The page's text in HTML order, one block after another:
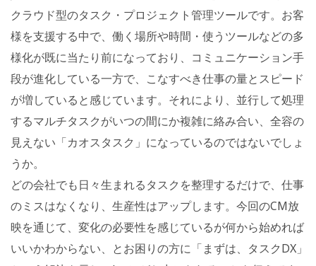
クラウド型のタスク・プロジェクト管理ツールです。お客
様を支援する中で、働く場所や時間・使うツールなどの多
様化が既に当たり前になっており、コミュニケーション手
段が進化している一方で、こなすべき仕事の量とスピード
が増していると感じています。それにより、並行して処理
するマルチタスクがいつの間にか複雑に絡み合い、全容の
見えない「カオスタスク」になっているのではないでしょ
うか。
どの会社でも日々生まれるタスクを整理するだけで、仕事
のミスはなくなり、生産性はアップします。今回のCM放
映を通じて、変化の必要性を感じているが何から始めれば
いいかわからない、とお困りの方に「まずは、タスクDX」